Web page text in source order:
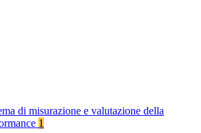
di misurazione e valutazione della
1